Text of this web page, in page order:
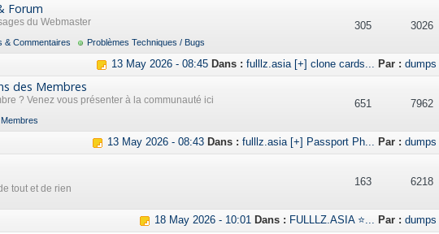
Forum
du Webmaster
& Commentaires Problèmes Techniques / Bugs
305 3026
13 May 2026 - 08:45 Dans : fulllz.asia [+] clone cards... Par : dumps
des Membres
? Venez vous présenter à la communauté ici 651 7962
13 May 2026 - 08:43 Dans : fulllz.asia [+] Passport Ph... Par : dumps
tout et de rien
163 6218
18 May 2026 - 10:01 Dans : FULLLZ.ASIA ⭐... Par : dumps